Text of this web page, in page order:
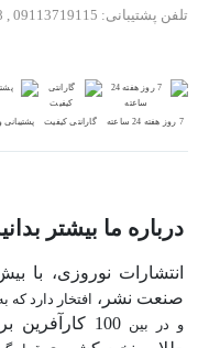
تلفن پشتیبانی: 09113719115 , 01732242258
7 روز هفته 24 ساعته گارانتی کیفیت
درباره ما بیشتر
صنعت نشر، افتخار دارد که
و در بین 100 کارآفرین برتر کشور